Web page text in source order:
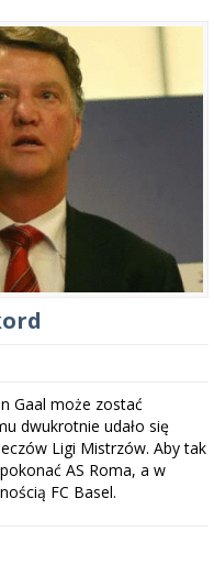
Gaal może zostać
dwukrotnie udało się
Ligi Mistrzów. Aby tak
AS Roma, a w
FC Basel.